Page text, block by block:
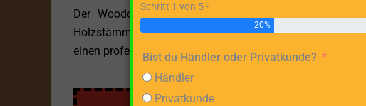
Der Woodcracker W dagegen wird an einen
Holzstämmen gedacht. Aufgrund ihres
einen professionell agierenden Kundenstamm.
Schritt 1 von 5 -
20%
Bist du Händler oder Privatkunde?
Händler
Privatkunde